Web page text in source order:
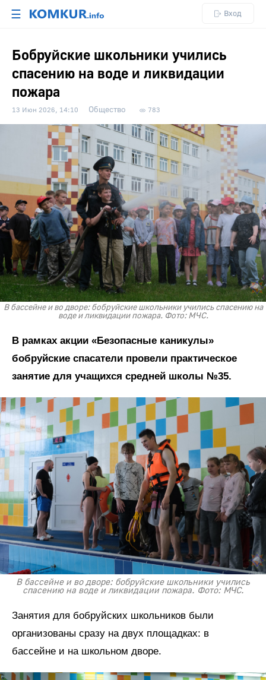
☰ Вход
Бобруйские школьники учились
спасению на воде и ликвидации
пожара
13 Июн 2026, 14:10 Общество 783
В бассейне и во дворе: бобруйские школьники учились спасению на
воде и ликвидации пожара. Фото: МЧС.
В рамках акции «Безопасные каникулы»
бобруйские спасатели провели практическое
занятие для учащихся средней школы №35.
В бассейне и во дворе: бобруйские школьники учились
спасению на воде и ликвидации пожара. Фото: МЧС.
Занятия для бобруйских школьников были
организованы сразу на двух площадках: в
бассейне и на школьном дворе.